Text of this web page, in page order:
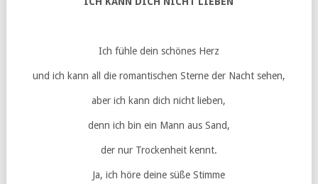
Ich fühle dein schönes Herz
und ich kann all die romantischen Sterne der Nacht sehen,
aber ich kann dich nicht lieben,
denn ich bin ein Mann aus Sand,
der nur Trockenheit kennt.
Ja, ich höre deine süße Stimme